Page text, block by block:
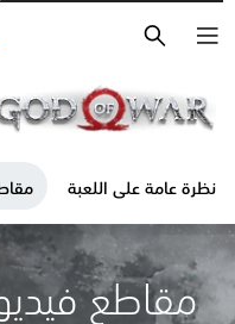
نظرة عامة على اللعبة
مقاطع